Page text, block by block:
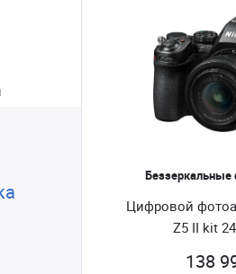
Цифровой
Z5 II kit
138